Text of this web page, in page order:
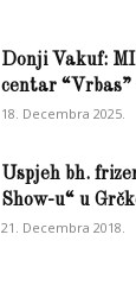
Donji Vakuf:
centar
18. Decembra 2025.
Uspjeh bh.
Show-u“ u
21. Decembra 2018.